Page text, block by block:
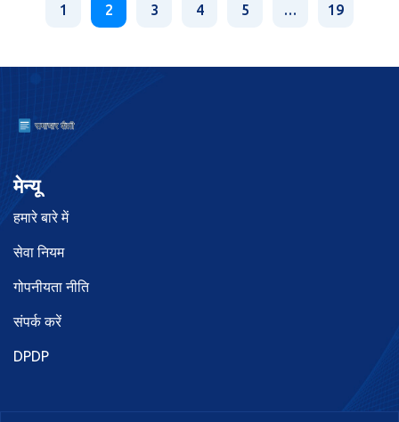
1 2 3 4 5 … 19
मेन्यू
हमारे बारे में
सेवा नियम
गोपनीयता नीति
संपर्क करें
DPDP